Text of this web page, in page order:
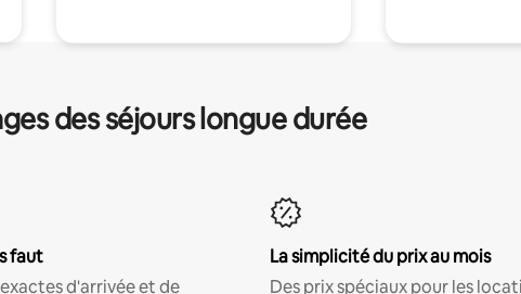
des séjours longue durée
faut
d'arrivée et de
La simplicité du prix au mois
Des prix spéciaux pour les